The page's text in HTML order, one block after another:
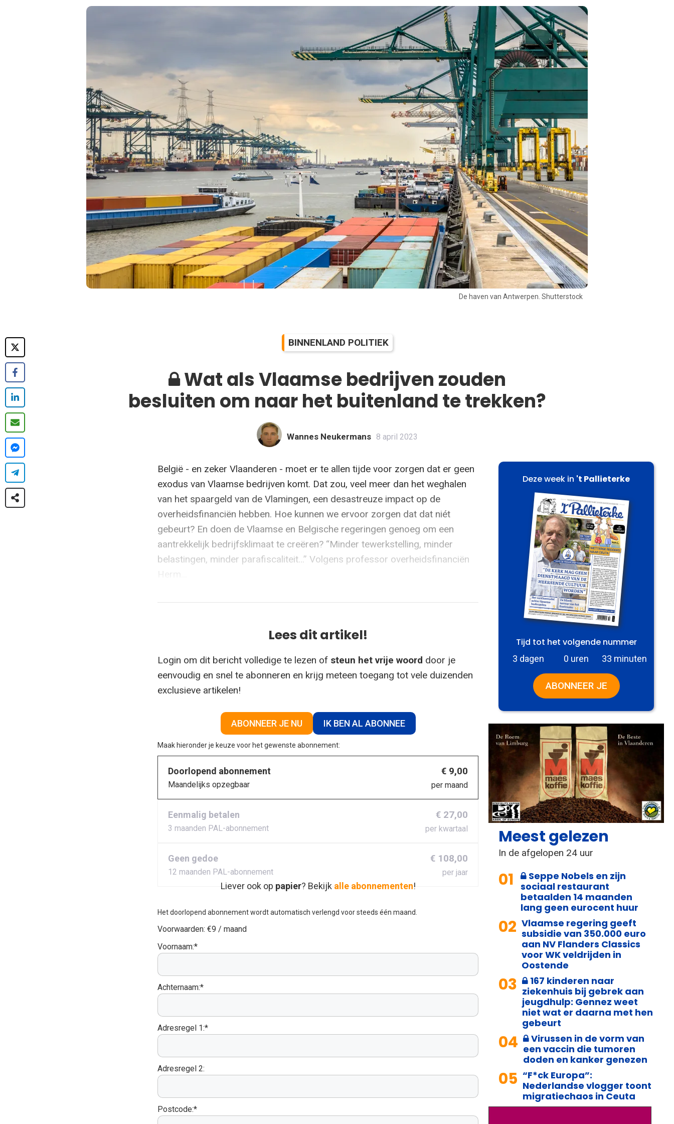
De haven van Antwerpen. Shutterstock
BINNENLAND POLITIEK
Wat als Vlaamse bedrijven zouden
besluiten om naar het buitenland te trekken?
Wannes Neukermans 8 april 2023
België - en zeker Vlaanderen - moet er te allen tijde voor zorgen dat er geen
exodus van Vlaamse bedrijven komt. Dat zou, veel meer dan het weghalen
van het spaargeld van de Vlamingen, een desastreuze impact op de
overheidsfinanciën hebben. Hoe kunnen we ervoor zorgen dat dat niét
gebeurt? En doen de Vlaamse en Belgische regeringen genoeg om een
aantrekkelijk bedrijfsklimaat te creëren? “Minder tewerkstelling, minder
belastingen, minder parafiscaliteit…” Volgens professor overheidsfinanciën
Herm...
Lees dit artikel!
Login om dit bericht volledige te lezen of steun het vrije woord door je
eenvoudig en snel te abonneren en krijg meteen toegang tot vele duizenden
exclusieve artikelen!
ABONNEER JE NU IK BEN AL ABONNEE
Maak hieronder je keuze voor het gewenste abonnement:
Doorlopend abonnement
Maandelijks opzegbaar
€ 9,00
per maand
Eenmalig betalen
3 maanden PAL-abonnement
€ 27,00
per kwartaal
Geen gedoe
12 maanden PAL-abonnement
€ 108,00
per jaar
Liever ook op papier? Bekijk alle abonnementen!
Het doorlopend abonnement wordt automatisch verlengd voor steeds één maand.
Voorwaarden: €9 / maand
Voornaam:*
Achternaam:*
Adresregel 1:*
Adresregel 2:
Postcode:*
Deze week in 't Pallieterke
Tijd tot het volgende nummer
3 dagen 0 uren 33 minuten
ABONNEER JE
Meest gelezen
In de afgelopen 24 uur
01
Seppe Nobels en zijn
sociaal restaurant
betaalden 14 maanden
lang geen eurocent huur
02 Vlaamse regering geeft
subsidie van 350.000 euro
aan NV Flanders Classics
voor WK veldrijden in
Oostende
03
167 kinderen naar
ziekenhuis bij gebrek aan
jeugdhulp: Gennez weet
niet wat er daarna met hen
gebeurt
04
Virussen in de vorm van
een vaccin die tumoren
doden en kanker genezen
05 “F*ck Europa”:
Nederlandse vlogger toont
migratiechaos in Ceuta